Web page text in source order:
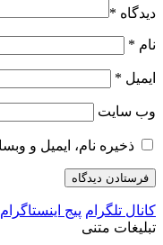
دیدگاه *
نام *
ایمیل *
وب‌ سایت
ذخیره نام، ایمیل و
کانال تلگرام پیج اینستاگرام
تبلیغات متنی